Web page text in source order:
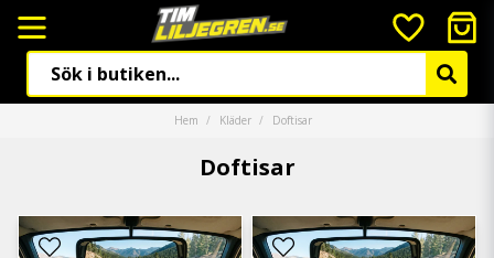
Hem Kläder Doftisar
Doftisar